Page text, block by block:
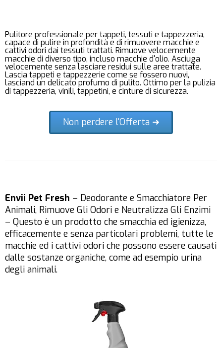
Pulitore professionale per tappeti, tessuti e tappezzeria,
capace di pulire in profondità e di rimuovere macchie e
cattivi odori dai tessuti trattati. Rimuove velocemente
macchie di diverso tipo, incluso macchie d'olio. Asciuga
velocemente senza lasciare residui sulle aree trattate.
Lascia tappeti e tappezzerie come se fossero nuovi,
lasciand un delicato profumo di pulito. Ottimo per la pulizia
di tappezzeria, vinili, tappetini, e cinture di sicurezza.
Non perdere l'Offerta ➜
Envii Pet Fresh – Deodorante e Smacchiatore Per
Animali, Rimuove Gli Odori e Neutralizza Gli Enzimi
– Questo è un prodotto che smacchia ed igienizza,
efficacemente e senza particolari problemi, tutte le
macchie ed i cattivi odori che possono essere causati
dalle sostanze organiche, come ad esempio urina
degli animali.